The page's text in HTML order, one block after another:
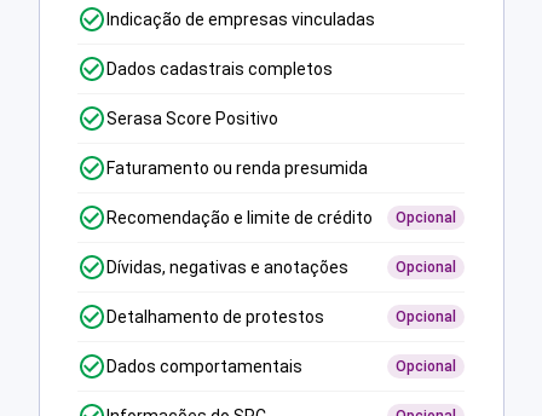
Indicação de empresas vinculadas
Dados cadastrais completos
Serasa Score Positivo
Faturamento ou renda presumida
Recomendação e limite de crédito Opcional
Dívidas, negativas e anotações Opcional
Detalhamento de protestos Opcional
Dados comportamentais Opcional